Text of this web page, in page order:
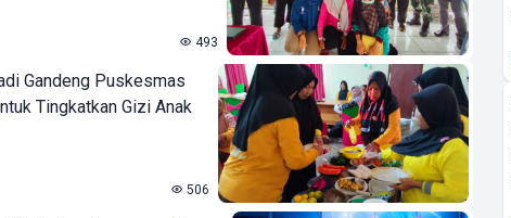
493
Gandeng Puskesmas
Tingkatkan Gizi Anak
506